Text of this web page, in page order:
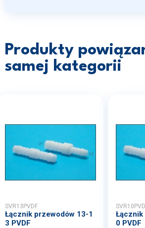
Produkty
samej kategorii
SVR13PVDF
Łącznik przewodów 13-1
3 PVDF
Łącznik
0 PVDF